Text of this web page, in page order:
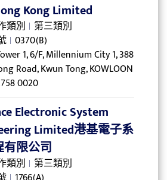
Kong Limited
類別 第三類別
0370(B)
1, 6/F, Millennium City 1, 388
Road, Kwun Tong, KOWLOON
0020
Electronic System
Limited港基電子系
限公司
類別 第三類別